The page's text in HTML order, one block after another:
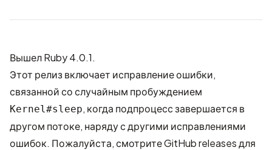
Вышел Ruby 4.0.1.
Этот релиз включает исправление ошибки,
связанной со случайным пробуждением
Kernel#sleep, когда подпроцесс завершается в
другом потоке, наряду с другими исправлениями
ошибок. Пожалуйста, смотритеGitHub releasesдля